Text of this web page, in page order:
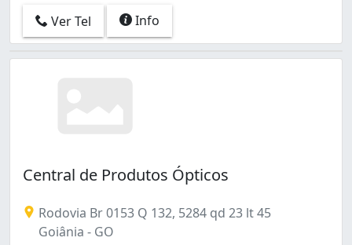
Ver Tel Info
Central de Produtos Ópticos
Rodovia Br 0153 Q 132, 5284 qd 23 lt 45
Goiânia - GO